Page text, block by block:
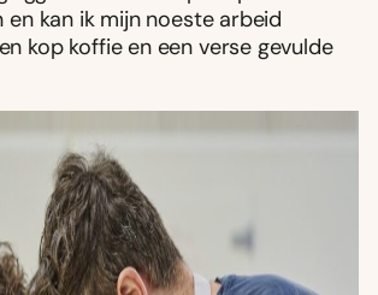
en kan ik mijn noeste arbeid
kop koffie en een verse gevulde